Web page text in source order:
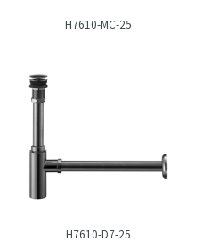
H7610-MC-25
H7610-D7-25